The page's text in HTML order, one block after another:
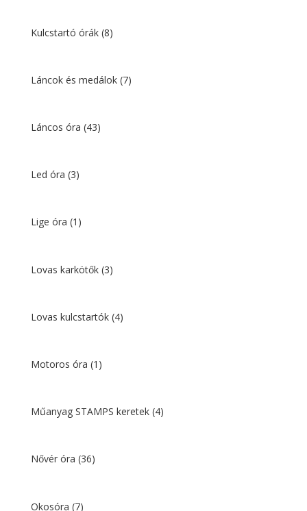
Kulcstartó órák (8)
Láncok és medálok (7)
Láncos óra (43)
Led óra (3)
Lige óra (1)
Lovas karkötők (3)
Lovas kulcstartók (4)
Motoros óra (1)
Műanyag STAMPS keretek (4)
Nővér óra (36)
Okosóra (7)